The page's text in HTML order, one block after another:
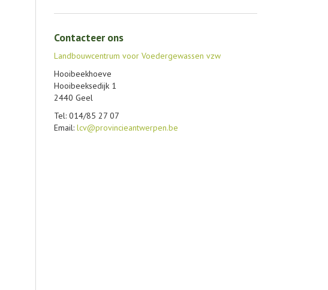
Contacteer ons
Landbouwcentrum voor Voedergewassen vzw
Hooibeekhoeve
Hooibeeksedijk 1
2440 Geel
Tel: 014/85 27 07
Email: lcv@provincieantwerpen.be